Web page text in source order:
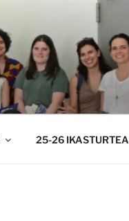
25-26 IKASTURTEA